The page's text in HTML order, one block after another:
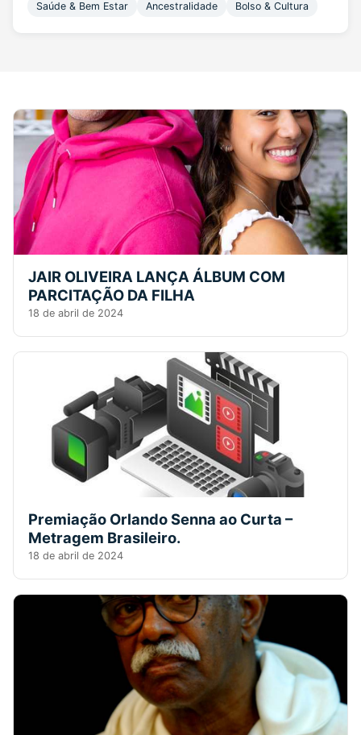
Saúde & Bem Estar Ancestralidade Bolso & Cultura
JAIR OLIVEIRA LANÇA ÁLBUM COM
PARCITAÇÃO DA FILHA
18 de abril de 2024
Premiação Orlando Senna ao Curta –
Metragem Brasileiro.
18 de abril de 2024